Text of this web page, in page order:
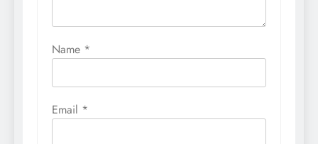
Name *
Email *